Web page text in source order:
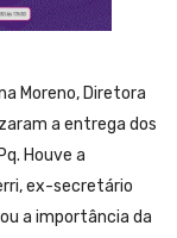
Moreno, Diretora
a entrega dos
Houve a
ex-secretário
a importância da